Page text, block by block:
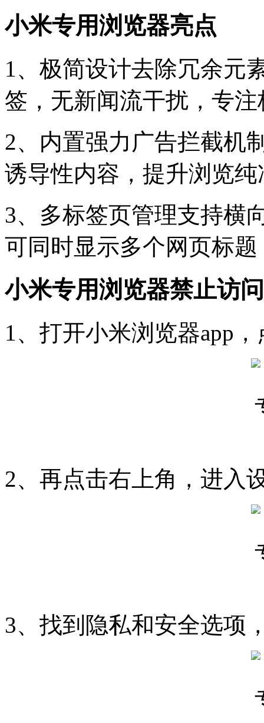
小米专用浏览器亮点
1、极简设计去除冗余元
签，无新闻流干扰，专
2、内置强力广告拦截机
诱导性内容，提升浏览
3、多标签页管理支持横
可同时显示多个网页标
小米专用浏览器禁止访
1、打开小米浏览器app
2、再点击右上角，进入
3、找到隐私和安全选项